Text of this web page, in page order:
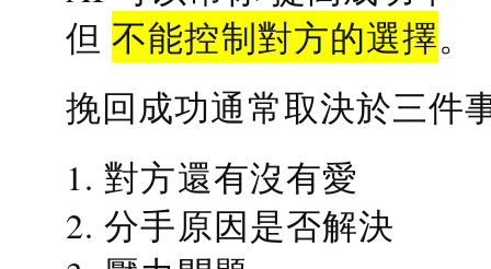
但不能控制對方的選擇。
挽回成功通常取決於三件
1. 對方還有沒有愛
2. 分手原因是否解決